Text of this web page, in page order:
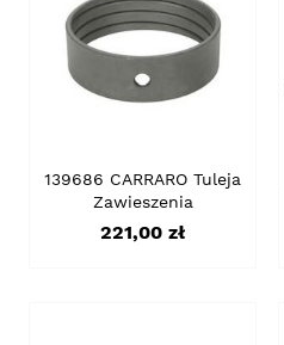
139686 CARRARO Tuleja
Zawieszenia
Cena
221,00 zł